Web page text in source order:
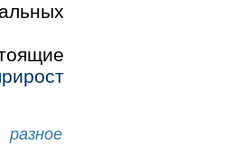
разное